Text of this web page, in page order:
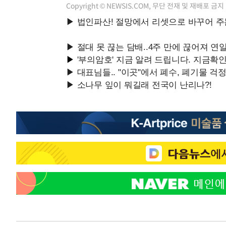
Copyright © NEWSIS.COM, 무단 전재 및 재배포 금지